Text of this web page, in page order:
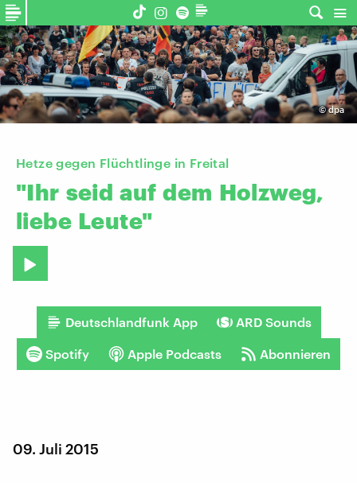
©dpa
Hetze gegen Flüchtlinge in Freital
"Ihr seid auf dem Holzweg,
liebe Leute"
Deutschlandfunk App ARD Sounds
Spotify Apple Podcasts Abonnieren
09. Juli 2015